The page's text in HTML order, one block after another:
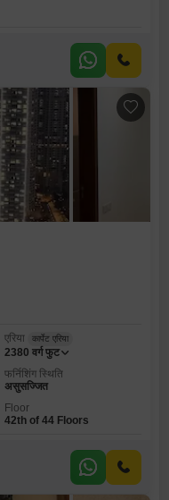
एरिया कार्पेट एरिया
2380 वर्ग फुट
फर्निशिंग स्थिति
असुसज्जित
Floor
42th of 44 Floors